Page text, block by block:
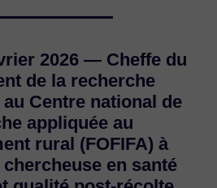
2026 — Cheffe du
de la recherche
Centre national de
appliquée au
rural (FOFIFA) à
en santé